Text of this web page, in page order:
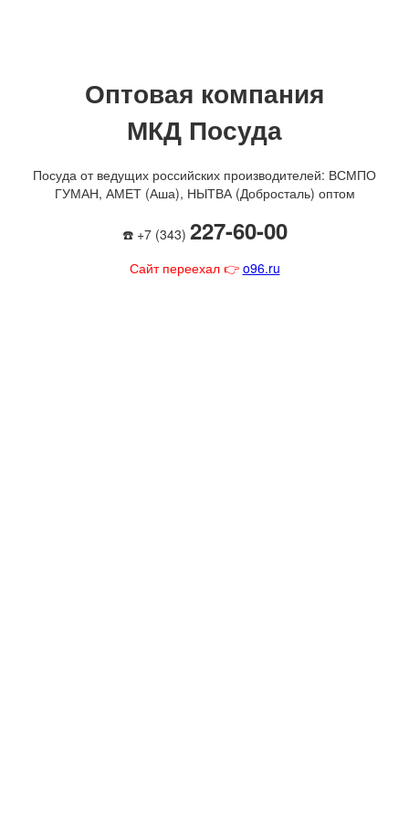
Оптовая компания
МКД Посуда
Посуда от ведущих российских производителей: ВСМПО
ГУМАН, АМЕТ (Аша), НЫТВА (Добросталь) оптом
☎️ +7 (343) 227-60-00
Сайт переехал 👉 o96.ru